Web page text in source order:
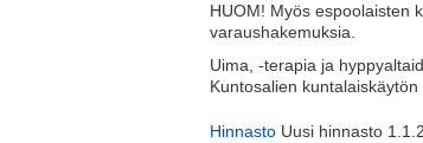
HUOM! Myös espoolaisten
varaushakemuksia.
Uima, -terapia ja
Kuntosalien
Hinnasto Uusi hinnasto